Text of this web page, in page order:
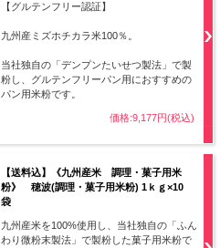
【グルテンフリー認証】
九州産ミズホチカラ米100％。
当社独自の「デンプンたいせつ製法」で製
粉し、グルテンフリーパン用におすすめの
パン用米粉です。
価格:9,177円(税込)
【送料込】《九州産米 調理・菓子用米
粉》 穂波(調理・菓子用米粉) 1ｋｇ×10
袋
九州産米を100%使用し、当社独自の「ふん
わり微粉末製法」で製粉した菓子用米粉で